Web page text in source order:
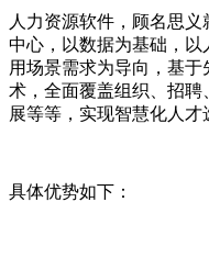
人力资源软件，顾名思
中心，以数据为基础，
用场景需求为导向，基
术，全面覆盖组织、招
展等等，实现智慧化人才
具体优势如下：